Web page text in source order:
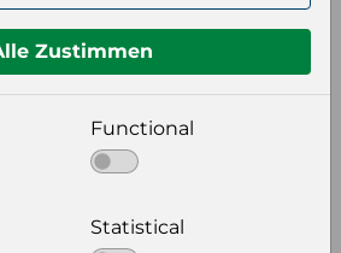
für Ihr Bild aus
Zustimmen
Functional
Statistical